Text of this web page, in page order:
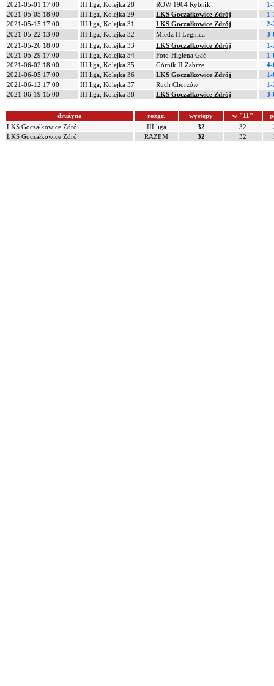
2021-05-01 17:00
III liga, Kolejka 28 ROW 1964 Rybnik
1-
2021-05-05 18:00
III liga, Kolejka 29 LKS Goczałkowice Zdrój
1-
2021-05-15 17:00
III liga, Kolejka 31 LKS Goczałkowice Zdrój
2-
2021-05-22 13:00
III liga, Kolejka 32 Miedź II Legnica
3-
2021-05-26 18:00
III liga, Kolejka 33 LKS Goczałkowice Zdrój
1-
2021-05-29 17:00
III liga, Kolejka 34 Foto-Higiena Gać
1-
2021-06-02 18:00
III liga, Kolejka 35 Górnik II Zabrze
4-
2021-06-05 17:00
III liga, Kolejka 36 LKS Goczałkowice Zdrój
1-
2021-06-12 17:00
III liga, Kolejka 37 Ruch Chorzów
1-
2021-06-19 15:00
III liga, Kolejka 38 LKS Goczałkowice Zdrój 3-
drużyna rozgr. występy w "11"
LKS Goczałkowice Zdrój
III liga 32 32
LKS Goczałkowice Zdrój
RAZEM 32 32